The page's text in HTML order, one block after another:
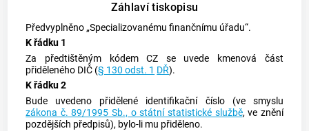
Záhlaví tiskopisu
Předvyplněno „Specializovanému finančnímu úřadu“.
K řádku 1
Za předtištěným kódem CZ se uvede kmenová část
přiděleného DIČ (§ 130 odst. 1 DŘ).
K řádku 2
Bude uvedeno přidělené identifikační číslo (ve smyslu
zákona č. 89/1995 Sb., o státní statistické službě, ve znění
pozdějších předpisů), bylo-li mu přiděleno.